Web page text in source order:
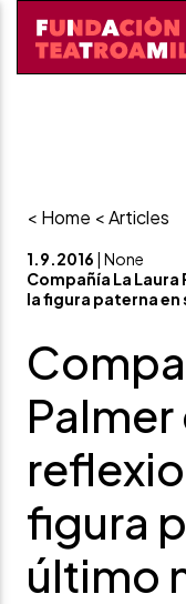
< Home < Articles
1.9.2016 | None
Compañía La
la figura paterna
figura
último